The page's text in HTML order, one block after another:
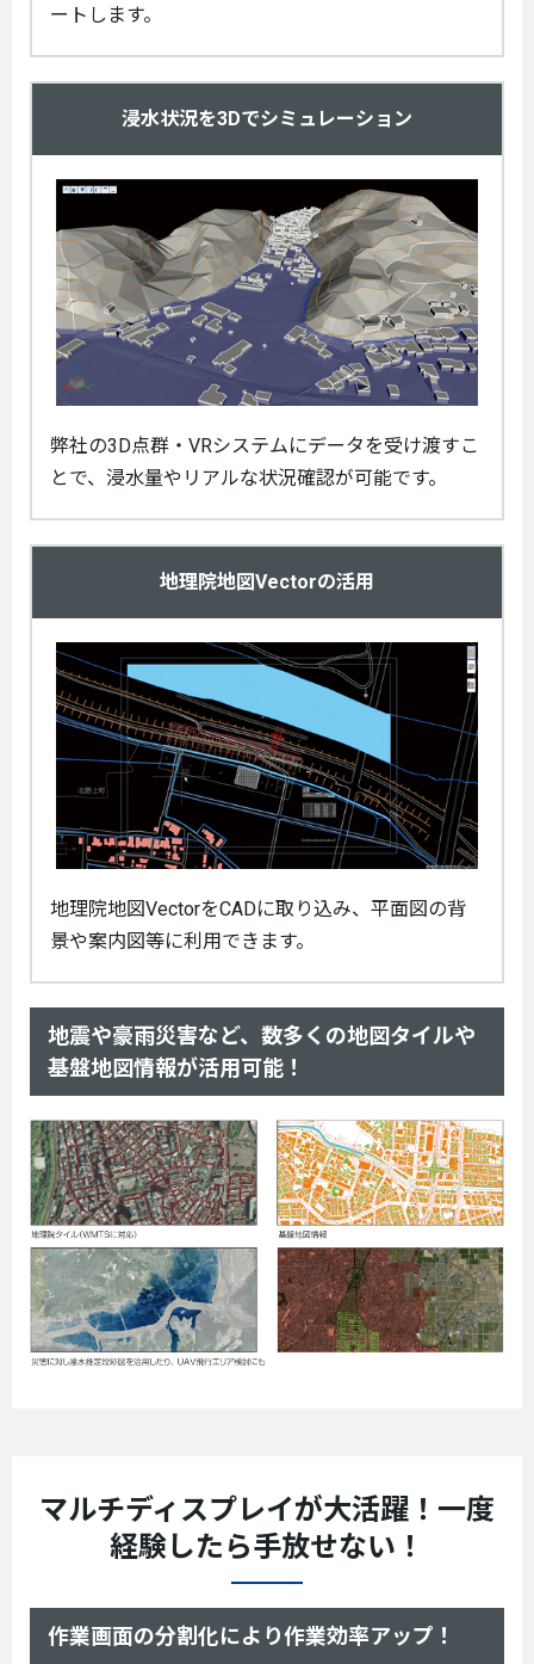
ートします。
浸水状況を3Dでシミュレーション
弊社の3D点群・VRシステムにデータを受け渡すこ
とで、浸水量やリアルな状況確認が可能です。
地理院地図Vectorの活用
地理院地図VectorをCADに取り込み、平面図の背
景や案内図等に利用できます。
地震や豪雨災害など、数多くの地図タイルや
基盤地図情報が活用可能！
マルチディスプレイが大活躍！ 一度
経験したら手放せない！
作業画面の分割化により作業効率アップ！